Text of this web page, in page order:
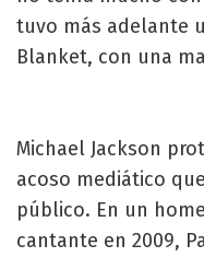
tuvo más adelante
Blanket, con una
Michael Jackson
acoso mediático
público. En un
cantante en 2009,